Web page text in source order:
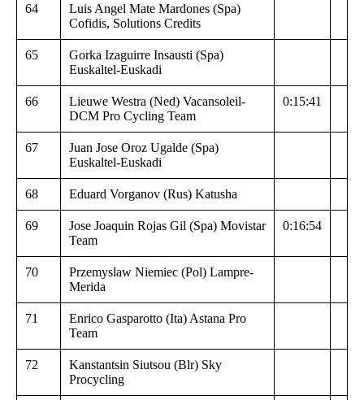
64
Luis Angel Mate Mardones (Spa)
Cofidis, Solutions Credits
65
Gorka Izaguirre Insausti (Spa)
Euskaltel-Euskadi
66
Lieuwe Westra (Ned) Vacansoleil-
DCM Pro Cycling Team
0:15:41
67
Juan Jose Oroz Ugalde (Spa)
Euskaltel-Euskadi
68 Eduard Vorganov (Rus) Katusha
69
Jose Joaquin Rojas Gil (Spa) Movistar
Team
0:16:54
70
Przemyslaw Niemiec (Pol) Lampre-
Merida
71
Enrico Gasparotto (Ita) Astana Pro
Team
72
Kanstantsin Siutsou (Blr) Sky
Procycling